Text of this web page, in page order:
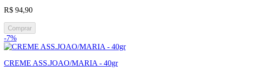
R$ 94,90
Comprar
-7%
CREME ASS.JOAO/MARIA - 40gr